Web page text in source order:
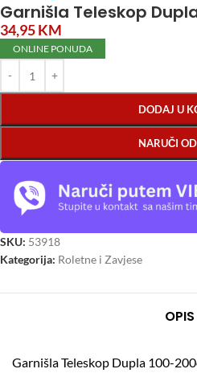
Garnišla Teleskop
34,95KM
ONLINE PONUDA
DODAJ U
NARUČI
SKU: 53918
Kategorija: Roletne i Zavjese
OPIS
Garnišla Teleskop Dupla 100-